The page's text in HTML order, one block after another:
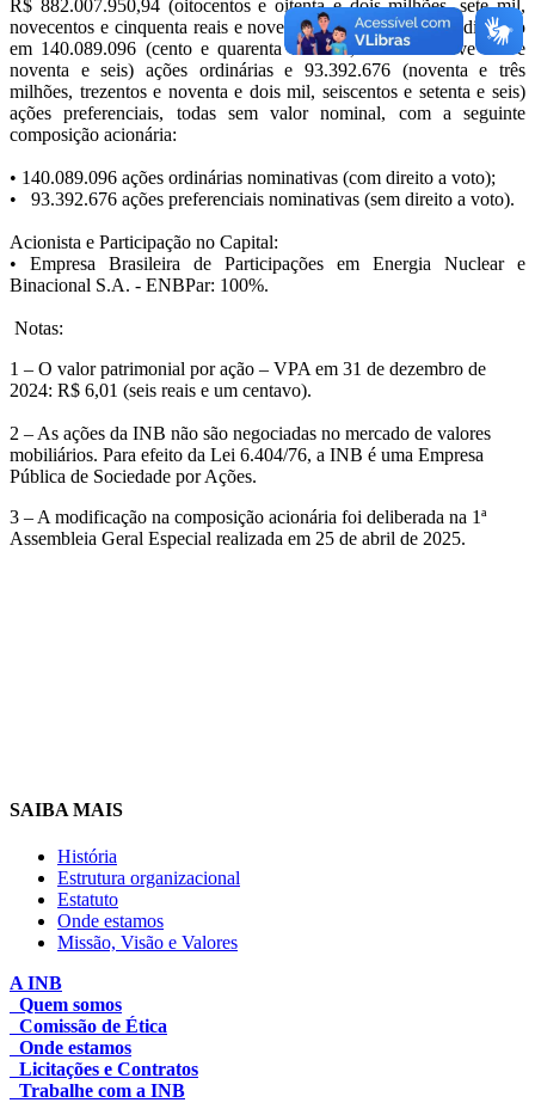
R$ 882.007.950,94 (oitocentos e oitenta e dois milhões, sete mil,
novecentos e cinquenta reais e noventa e quatro centavos)
, dividido
em 140.089.096 (cento e quarenta milhões, oitenta e nove mil e
noventa e seis) ações ordinárias e 93.392.676 (noventa e três
milhões, trezentos e noventa e dois mil, seiscentos e setenta e seis)
ações preferenciais, todas sem valor nominal, com a seguinte
composição acionária:
• 140.089.096 ações ordinárias nominativas (com direito a voto);
• 93.392.676 ações preferenciais nominativas (sem direito a voto).
Acionista e Participação no Capital:
• Empresa Brasileira de Participações em Energia Nuclear e
Binacional S.A. - ENBPar: 100%.
Notas:
1 – O valor patrimonial por ação – VPA em 31 de dezembro de
2024: R$ 6,01 (seis reais e um centavo).
2 – As ações da INB não são negociadas no mercado de valores
mobiliários. Para efeito da Lei 6.404/76, a INB é uma Empresa
Pública de Sociedade por Ações.
3 – A modificação na composição acionária foi deliberada na 1ª
Assembleia Geral Especial realizada em 25 de abril de 2025.
SAIBA MAIS
História
Estrutura organizacional
Estatuto
Onde estamos
Missão, Visão e Valores
A INB
Quem somos
Comissão de Ética
Onde estamos
Licitações e Contratos
Trabalhe com a INB